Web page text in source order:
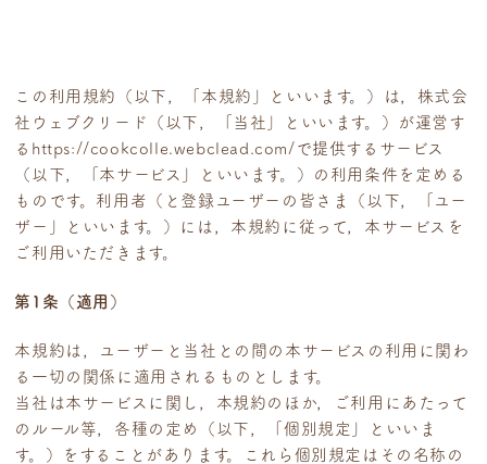
この利用規約（以下，「本規約」といいます。）は，株式会
社ウェブクリード（以下，「当社」といいます。）が運営す
るhttps://cookcolle.webclead.com/で提供するサービス
（以下，「本サービス」といいます。）の利用条件を定める
ものです。利用者（と登録ユーザーの皆さま（以下，「ユー
ザー」といいます。）には，本規約に従って，本サービスを
ご利用いただきます。
第1条（適用）
本規約は，ユーザーと当社との間の本サービスの利用に関わ
る一切の関係に適用されるものとします。
当社は本サービスに関し，本規約のほか，ご利用にあたって
のルール等，各種の定め（以下，「個別規定」といいま
す。）をすることがあります。これら個別規定はその名称の